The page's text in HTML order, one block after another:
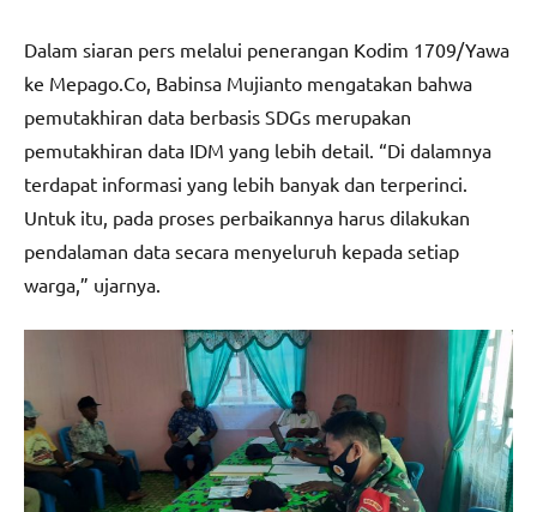
Dalam siaran pers melalui penerangan Kodim 1709/Yawa
ke Mepago.Co, Babinsa Mujianto mengatakan bahwa
pemutakhiran data berbasis SDGs merupakan
pemutakhiran data IDM yang lebih detail. “Di dalamnya
terdapat informasi yang lebih banyak dan terperinci.
Untuk itu, pada proses perbaikannya harus dilakukan
pendalaman data secara menyeluruh kepada setiap
warga,” ujarnya.